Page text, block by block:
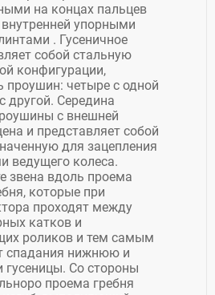
на концах пальцев
упорными
. Гусеничное
собой стальную
конфигурации,
четыре с одной
другой. Середина
с внешней
и представляет собой
для зацепления
ведущего колеса.
звена вдоль проема
которые при
проходят между
катков и
роликов и тем самым
спадания нижнюю и
гусеницы. Со стороны
проема гребня